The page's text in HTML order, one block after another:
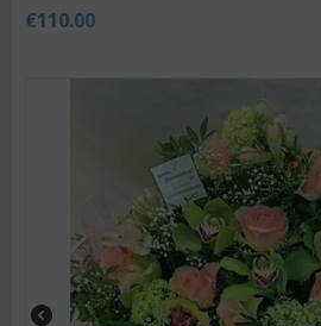
€110.00